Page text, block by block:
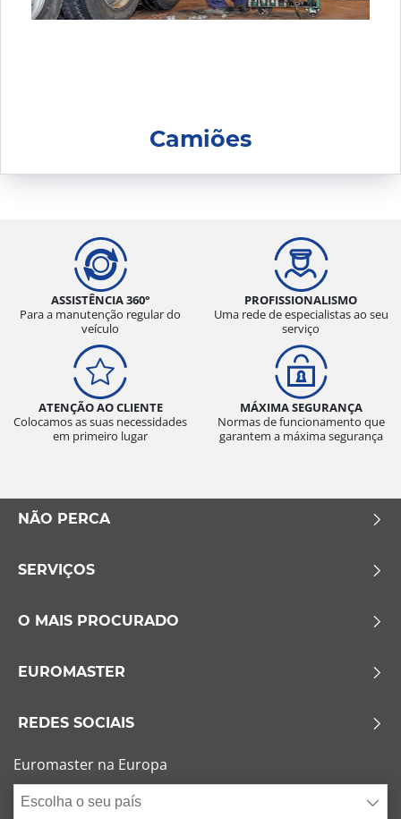
Camiões
ASSISTÊNCIA 360°
Para a manutenção regular do
veículo
PROFISSIONALISMO
Uma rede de especialistas ao seu
serviço
ATENÇÃO AO CLIENTE
Colocamos as suas necessidades
em primeiro lugar
MÁXIMA SEGURANÇA
Normas de funcionamento que
garantem a máxima segurança
NÃO PERCA
SERVIÇOS
O MAIS PROCURADO
EUROMASTER
REDES SOCIAIS
Euromaster na Europa
Escolha o seu país